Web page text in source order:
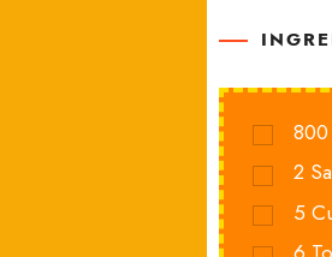
800
2
5